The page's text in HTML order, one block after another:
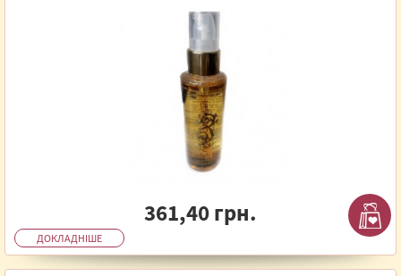
361,40 грн.
ДОКЛАДНІШЕ